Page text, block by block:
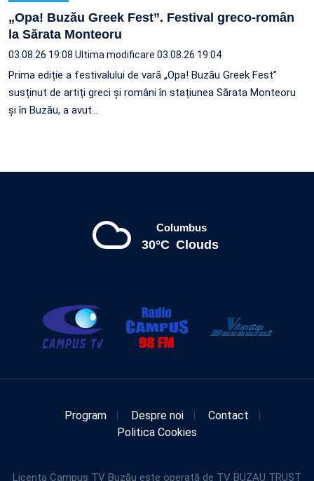
„Opa! Buzău Greek Fest”. Festival greco-român
la Sărata Monteoru
03.08.26 19:08 Ultima modificare 03.08.26 19:04
Prima ediție a festivalului de vară „Opa! Buzău Greek Fest”
susținut de artiți greci și români în stațiunea Sărata Monteoru
și în Buzău, a avut…
Columbus
30°C Clouds
Program Despre noi
Contact
Politica Cookies
Licența Campus TV Buzău este operată de TV BUZAU TRUST